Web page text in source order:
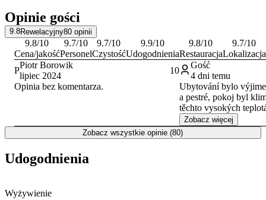
Opinie gości
9.8Rewelacyjny80 opinii
9.8/10
Cena/jakość
9.7/10
Personel
9.7/10
Czystość
9.9/10
Udogodnienia
9.8/10
Restauracja
9.7/10
Lokalizacja
P
Piotr Borowik
lipiec 2024
10
Opinia bez komentarza.
Gość
4 dni temu
Ubytování bylo
a pestré, pokoj byl
těchto vysokých
velkých plusů.
denní úklid další plus.
vystřídalo několik
Zobacz więcej
Zobacz wszystkie opinie (80)
Udogodnienia
Wyżywienie